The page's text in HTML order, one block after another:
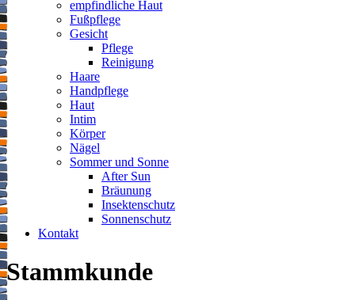
empfindliche Haut
Fußpflege
Gesicht
Pflege
Reinigung
Haare
Handpflege
Haut
Intim
Körper
Nägel
Sommer und Sonne
After Sun
Bräunung
Insektenschutz
Sonnenschutz
Kontakt
Stammkunde